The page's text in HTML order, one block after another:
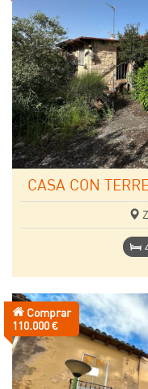
CASA CON
Comprar
Precio:
110.000 €